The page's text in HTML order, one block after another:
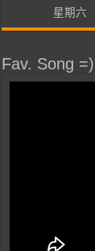
星期六
Fav. Song =)